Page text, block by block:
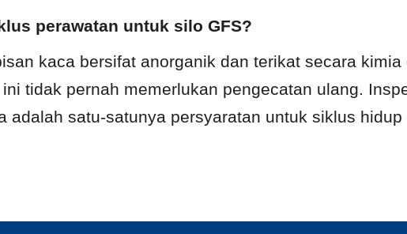
perawatan untuk silo GFS?
kaca bersifat anorganik dan terikat secara kimia
tidak pernah memerlukan pengecatan ulang.
adalah satu-satunya persyaratan untuk siklus hidup